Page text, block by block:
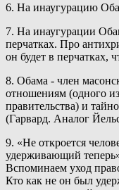
6. На инаугурацию
7. На инаугурации
перчатках. Про
он будет в перчатках,
8. Обама - член
отношениям (одного
правительства) и
(Гарвард. Аналог
9. «Не откроется
удерживающий
Вспоминаем уход
Кто как не он был